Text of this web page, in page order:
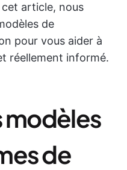
cet article, nous
de
pour vous aider à
réellement informé.
modèles
de